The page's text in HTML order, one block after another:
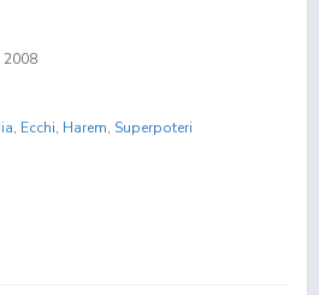
, Ecchi, Harem, Superpoteri